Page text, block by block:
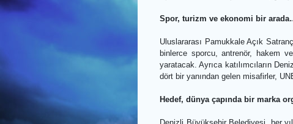
Tüm Haberler
Turnuvanın en heyecan
Temmuz Pazartesi günü
Sporcular ve satranç